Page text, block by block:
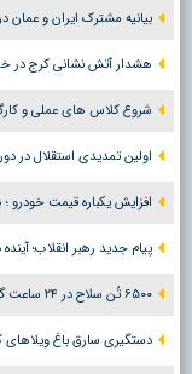
بیانیه مشترک ایران و عمان
هشدار آتش نشانی کرج در
شروع کلاس های عملی و
اولین تمدیدی استقلال
افزایش یکباره قیمت
پیام جدید رهبر انقلاب؛
۶۵۰۰ تُن سلاح در ۲۴ ساعت گذشته از آمریکا به اسرائیل ارسال شد
دستگیری سارق باغ ویلاهای کرج و